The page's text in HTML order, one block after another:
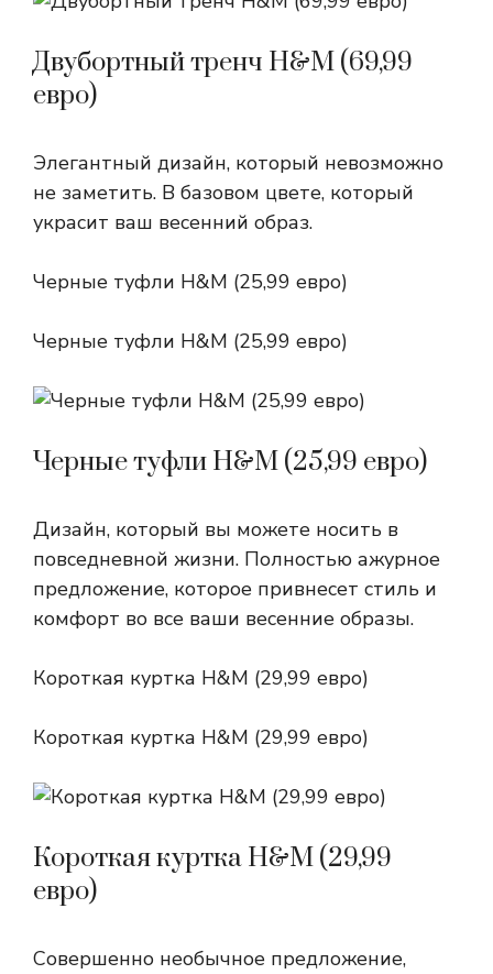
Двубортный тренч H&M (69,99
евро)
Элегантный дизайн, который невозможно
не заметить. В базовом цвете, который
украсит ваш весенний образ.
Черные туфли H&M (25,99 евро)
Черные туфли H&M (25,99 евро)
Черные туфли H&M (25,99 евро)
Дизайн, который вы можете носить в
повседневной жизни. Полностью ажурное
предложение, которое привнесет стиль и
комфорт во все ваши весенние образы.
Короткая куртка H&M (29,99 евро)
Короткая куртка H&M (29,99 евро)
Короткая куртка H&M (29,99
евро)
Совершенно необычное предложение,